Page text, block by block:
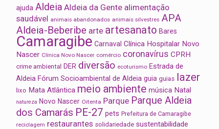
ajuda Aldeia Aldeia da Gente alimentação
saudável animais abandonados animais silvestres APA
Aldeia-Beberibe arte artesanato Bares
Camaragibe Carnaval Clínica Hospitalar Novo
Nascer Clínica Novo Nascer comércio coronavírus CPRH
crime ambiental DER diversão ecoturismo Estrada de
Aldeia Fórum Socioambiental de Aldeia guia guias lazer
lixo Mata Atlântica meio ambiente música Natal
natureza Novo Nascer Oitenta Parque Parque Aldeia
dos Camarás PE-27 pets Prefeitura de Camaragibe
reciclagem restaurantes solidariedade sustentabilidade